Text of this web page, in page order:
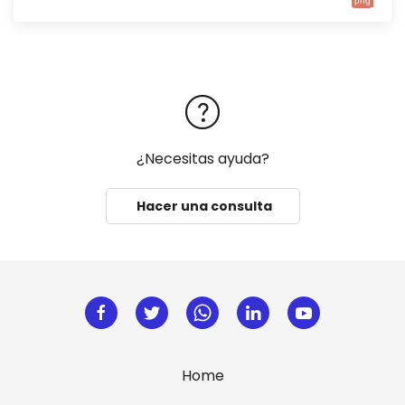
¿Necesitas ayuda?
Hacer una consulta
Home